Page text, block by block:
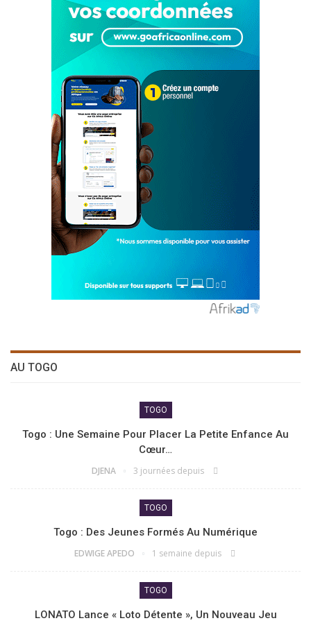
AU TOGO
TOGO
Togo : Une Semaine Pour Placer La Petite Enfance Au
Cœur…
DJENA 3 journées depuis
TOGO
Togo : Des Jeunes Formés Au Numérique
EDWIGE APEDO 1 semaine depuis
TOGO
LONATO Lance « Loto Détente », Un Nouveau Jeu